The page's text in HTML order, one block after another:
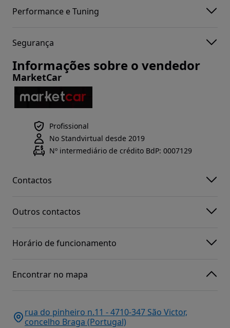
Performance e Tuning
Segurança
Informações sobre o vendedor
MarketCar
Profissional
No Standvirtual desde 2019
Nº intermediário de crédito BdP: 0007129
Contactos
Outros contactos
Horário de funcionamento
Encontrar no mapa
rua do pinheiro n.11 - 4710-347 São Victor,
concelho Braga (Portugal)